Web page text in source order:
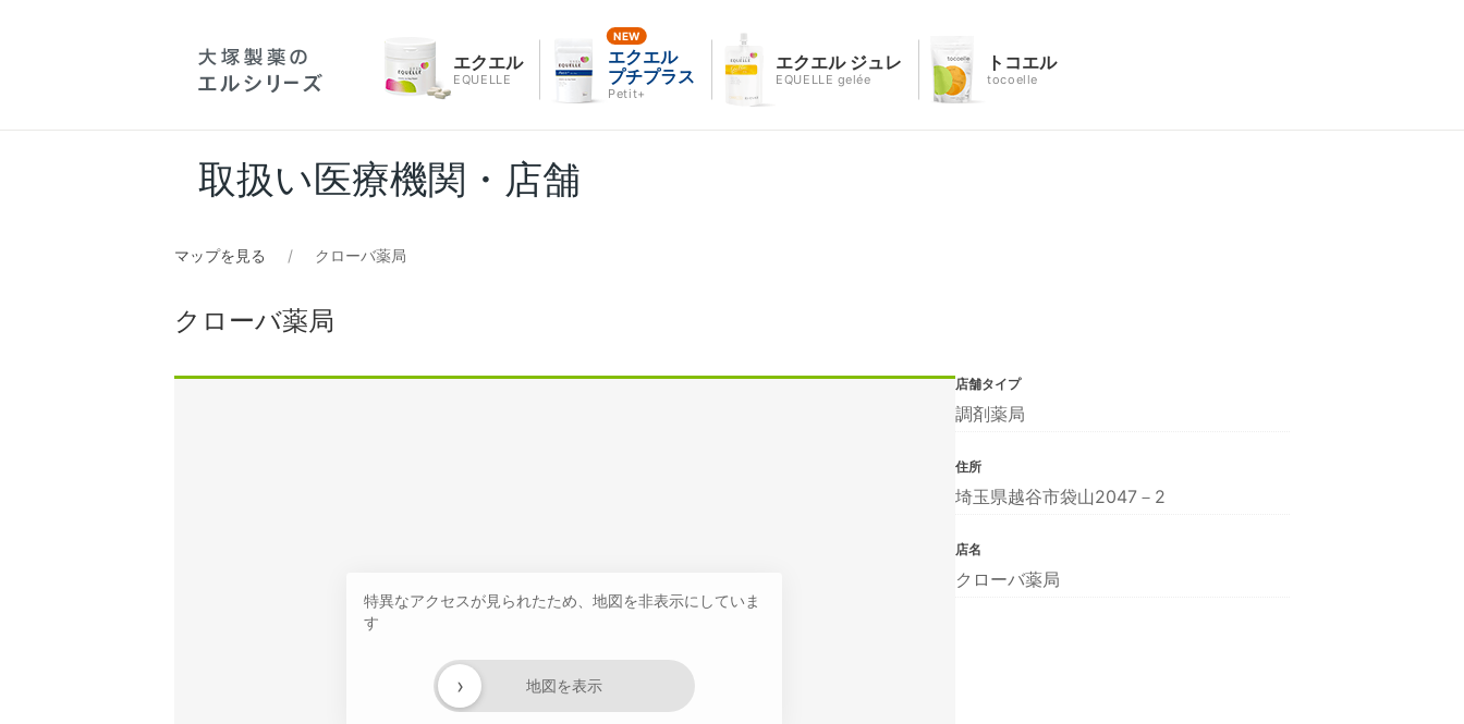
エクエル
EQUELLE
エクエル
プチプラス
Petit+
エクエル ジュレ
EQUELLE gelée
トコエル
tocoelle
取扱い医療機関・店舗
マップを見る クローバ薬局
クローバ薬局
特異なアクセスが見られたため、地図を非表示にしていま
す
地図を表示
›
店舗タイプ
調剤薬局
住所
埼玉県越谷市袋山2047－2
店名
クローバ薬局